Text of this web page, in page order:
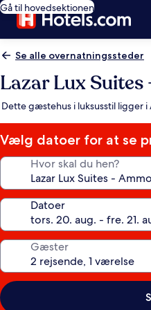
Gå til hovedsektionen
Se alle overnatningssteder
Lazar Lux
Dette gæstehus i luksusstil ligger i
Vælg datoer for at se
Hvor skal du hen?
Datoer
Gæster